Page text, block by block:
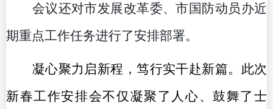
会议还对市发展改革委、市国防动员办近
期重点工作任务进行了安排部署。
凝心聚力启新程，笃行实干赴新篇。此次
新春工作安排会不仅凝聚了人心、鼓舞了士